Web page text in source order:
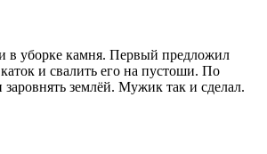
в уборке камня. Первый предложил
и свалить его на пустоши. По
землёй. Мужик так и сделал.